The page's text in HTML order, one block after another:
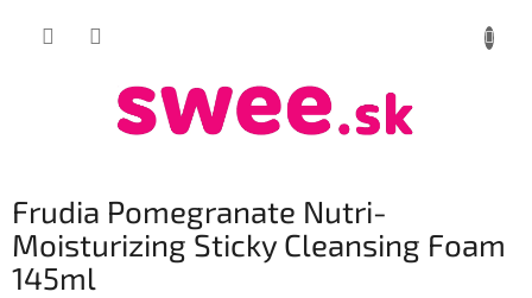
Frudia Pomegranate Nutri-
Moisturizing Sticky Cleansing Foam
145ml